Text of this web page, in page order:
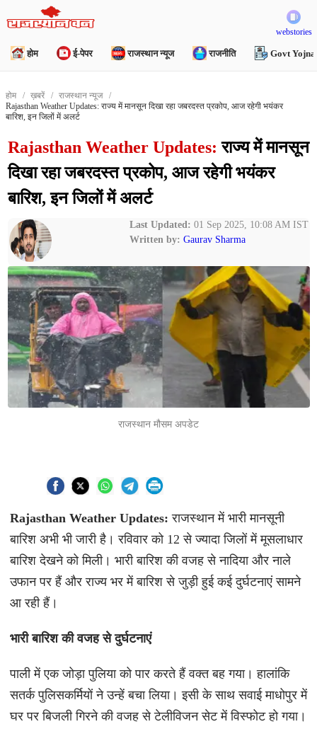
webstories
होम ई-पेपर राजस्थान न्यूज राजनीति Govt Yojna
होम ख़बरें
राजस्थान न्यूज
Rajasthan Weather Updates: राज्य में मानसून दिखा रहा जबरदस्त प्रकोप, आज रहेगी भयंकर
बारिश, इन जिलों में अलर्ट
Rajasthan Weather Updates: राज्य में मानसून
दिखा रहा जबरदस्त प्रकोप, आज रहेगी भयंकर
बारिश, इन जिलों में अलर्ट
Last Updated: 01 Sep 2025, 10:08 AM IST
Written by: Gaurav Sharma
राजस्थान मौसम अपडेट
Rajasthan Weather Updates: राजस्थान में भारी मानसूनी
बारिश अभी भी जारी है। रविवार को 12 से ज्यादा जिलों में मूसलाधार
बारिश देखने को मिली। भारी बारिश की वजह से नादिया और नाले
उफान पर हैं और राज्य भर में बारिश से जुड़ी हुई कई दुर्घटनाएं सामने
आ रही हैं।
भारी बारिश की वजह से दुर्घटनाएं
पाली में एक जोड़ा पुलिया को पार करते हैं वक्त बह गया। हालांकि
सतर्क पुलिसकर्मियों ने उन्हें बचा लिया। इसी के साथ सवाई माधोपुर में
घर पर बिजली गिरने की वजह से टेलीविजन सेट में विस्फोट हो गया।